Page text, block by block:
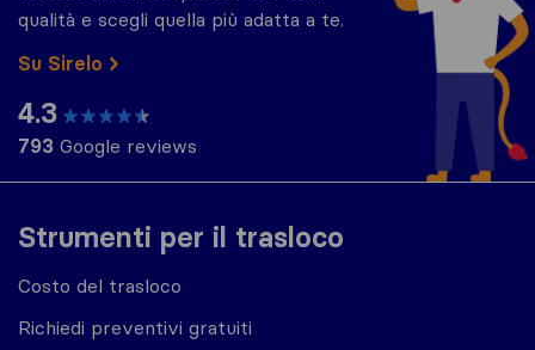
Strumenti per il trasloco
Costo del trasloco
Richiedi preventivi gratuiti
qualità e scegli quella più adatta a te.
Su Sirelo
4.3
793 Google reviews